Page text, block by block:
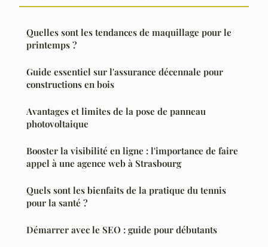
Quelles sont les tendances de maquillage pour le
printemps ?
Guide essentiel sur l'assurance décennale pour
constructions en bois
Avantages et limites de la pose de panneau
photovoltaique
Booster la visibilité en ligne : l'importance de faire
appel à une agence web à Strasbourg
Quels sont les bienfaits de la pratique du tennis
pour la santé ?
Démarrer avec le SEO : guide pour débutants